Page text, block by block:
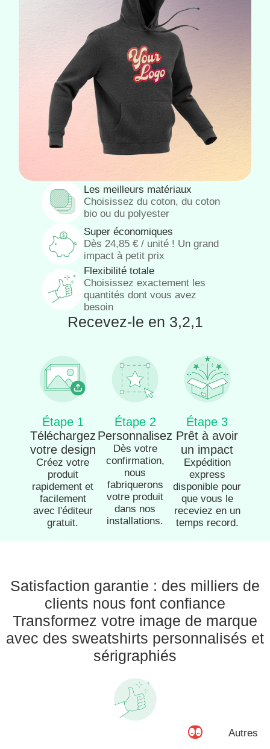
Les meilleurs matériaux
Choisissez du coton, du coton
bio ou du polyester
Super économiques
Dès 24,85 € / unité ! Un grand
impact à petit prix
Flexibilité totale
Choisissez exactement les
quantités dont vous avez
besoin
Recevez-le en 3,2,1
Étape 1
Téléchargez
votre design
Créez votre
produit
rapidement et
facilement
avec l'éditeur
gratuit.
Étape 2
Personnalisez
Dès votre
confirmation,
nous
fabriquerons
votre produit
dans nos
installations.
Étape 3
Prêt à avoir
un impact
Expédition
express
disponible pour
que vous le
receviez en un
temps record.
Satisfaction garantie : des milliers de
clients nous font confiance
Transformez votre image de marque
avec des sweatshirts personnalisés et
sérigraphiés
Autres